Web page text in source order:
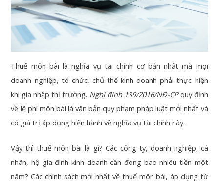
Thuế môn bài là nghĩa vụ tài chính cơ bản nhất mà mọi
doanh nghiệp, tổ chức, chủ thể kinh doanh phải thực hiện
khi gia nhập thị trường. Nghị định 139/2016/NĐ-CPquy định
về lệ phí môn bài là văn bản quy phạm pháp luật mới nhất và
có giá trị áp dụng hiện hành về nghĩa vụ tài chính này.
Vậy thì thuế môn bài là gì? Các công ty, doanh nghiệp, cá
nhân, hộ gia đình kinh doanh cần đóng bao nhiêu tiền một
năm? Các chính sách mới nhất về thuế môn bài, áp dụng từ